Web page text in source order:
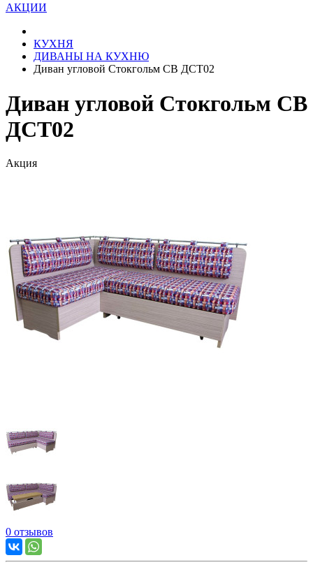
АКЦИИ
КУХНЯ
ДИВАНЫ НА КУХНЮ
Диван угловой Стокгольм СВ ДСТ02
Диван угловой Стокгольм СВ
ДСТ02
Акция
0 отзывов